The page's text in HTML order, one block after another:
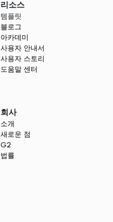
리소스
템플릿
블로그
아카데미
사용자 안내서
사용자 스토리
도움말 센터
회사
소개
새로운 점
G2
법률